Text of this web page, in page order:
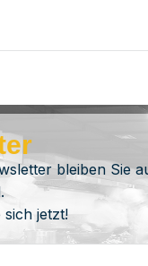
bleiben Sie
sich jetzt!